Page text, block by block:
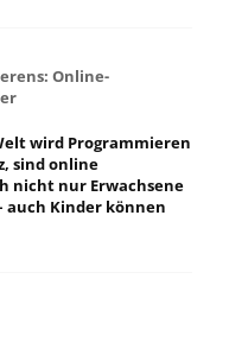
Online-
wird Programmieren
sind online
nicht nur Erwachsene
auch Kinder können